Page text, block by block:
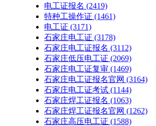
电工证报名 (2419)
特种工操作证 (1461)
电工证 (3171)
石家庄电工证 (3178)
石家庄电工证报名 (3112)
石家庄低压电工证 (2069)
石家庄电工证复审 (1469)
石家庄电工证报名官网 (3164)
石家庄电工证考试 (1144)
石家庄焊工证报名 (1063)
石家庄焊工证报名官网 (1262)
石家庄高压电工证 (1588)